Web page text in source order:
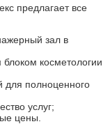
предлагает все
зал в
косметологии
для полноценного
услуг;
цены.